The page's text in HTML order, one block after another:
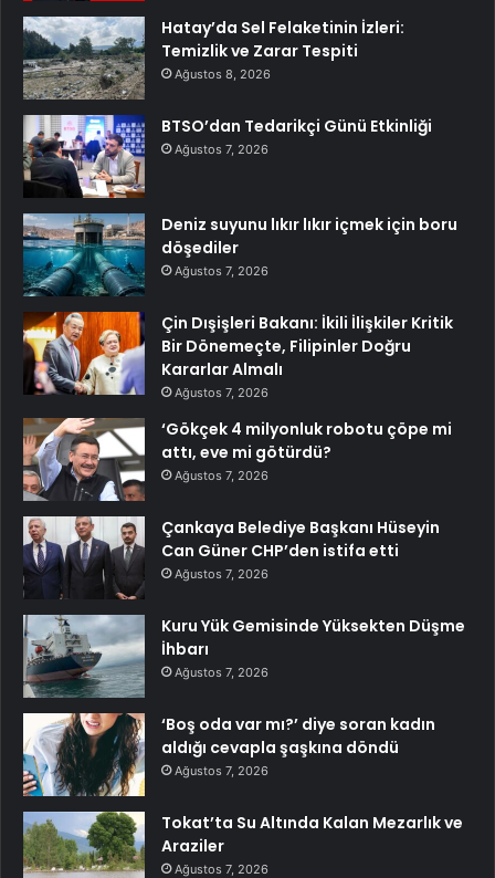
Hatay’da Sel Felaketinin İzleri:
Temizlik ve Zarar Tespiti
Ağustos 8, 2026
BTSO’dan Tedarikçi Günü Etkinliği
Ağustos 7, 2026
Deniz suyunu lıkır lıkır içmek için boru
döşediler
Ağustos 7, 2026
Çin Dışişleri Bakanı: İkili İlişkiler Kritik
Bir Dönemeçte, Filipinler Doğru
Kararlar Almalı
Ağustos 7, 2026
‘Gökçek 4 milyonluk robotu çöpe mi
attı, eve mi götürdü?
Ağustos 7, 2026
Çankaya Belediye Başkanı Hüseyin
Can Güner CHP’den istifa etti
Ağustos 7, 2026
Kuru Yük Gemisinde Yüksekten Düşme
İhbarı
Ağustos 7, 2026
‘Boş oda var mı?’ diye soran kadın
aldığı cevapla şaşkına döndü
Ağustos 7, 2026
Tokat’ta Su Altında Kalan Mezarlık ve
Araziler
Ağustos 7, 2026